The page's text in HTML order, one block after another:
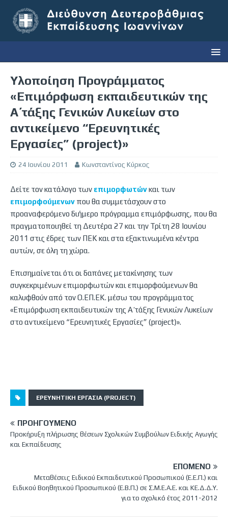
Υλοποίηση Προγράμματος
«Επιμόρφωση εκπαιδευτικών της
Α΄ τάξης Γενικών Λυκείων στο
αντικείμενο “Ερευνητικές
Εργασίες” (project)»
24 Ιουνίου 2011 Κωνσταντίνος Κύρκος
Δείτε τον κατάλογο των επιμορφωτώνκαι των
επιμορφούμενων που θα συμμετάσχουν στο
προαναφερόμενο διήμερο πρόγραμμα επιμόρφωσης, που θα
πραγματοποιηθεί τη Δευτέρα 27 και την Τρίτη 28 Ιουνίου
2011 στις έδρες των ΠΕΚ και στα εξακτινωμένα κέντρα
αυτών, σε όλη τη χώρα.
Επισημαίνεται ότι οι δαπάνες μετακίνησης των
συγκεκριμένων επιμορφωτών και επιμορφούμενων θα
καλυφθούν από τον Ο.ΕΠ.ΕΚ. μέσω του προγράμματος
«Επιμόρφωση εκπαιδευτικών της Α΄ τάξης Γενικών Λυκείων
στο αντικείμενο “Ερευνητικές Εργασίες” (project)».
ΕΡΕΥΝΗΤΙΚΉ ΕΡΓΑΣΊΑ (PROJECT)
ΠΡΟΗΓΟΎΜΕΝΟ
Προκήρυξη πλήρωσης θέσεων Σχολικών Συμβούλων Ειδικής Αγωγής
και Εκπαίδευσης
ΕΠΌΜΕΝΟ
Μεταθέσεις Ειδικού Εκπαιδευτικού Προσωπικού (Ε.Ε.Π.) και
Ειδικού Βοηθητικού Προσωπικού (Ε.Β.Π.) σε Σ.Μ.Ε.Α.Ε. και ΚΕ.Δ.Δ.Υ.
για το σχολικό έτος 2011-2012